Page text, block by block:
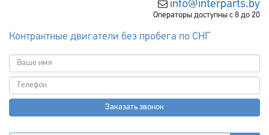
info@interparts.by
Операторы доступны с 8 до 20
Контрактные двигатели без пробега по СНГ
Заказать звонок